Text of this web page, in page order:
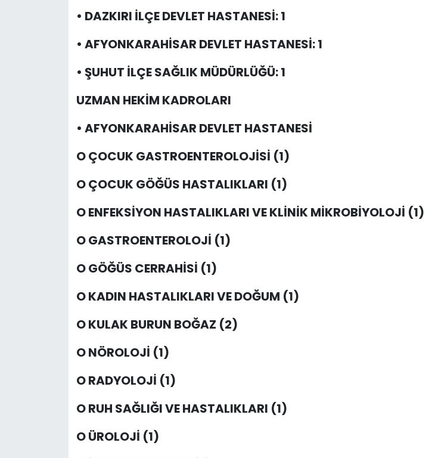
• DAZKIRI İLÇE DEVLET HASTANESİ: 1
• AFYONKARAHİSAR DEVLET HASTANESİ: 1
• ŞUHUT İLÇE SAĞLIK MÜDÜRLÜĞÜ: 1
UZMAN HEKİM KADROLARI
• AFYONKARAHİSAR DEVLET HASTANESİ
O ÇOCUK GASTROENTEROLOJİSİ (1)
O ÇOCUK GÖĞÜS HASTALIKLARI (1)
O ENFEKSİYON HASTALIKLARI VE KLİNİK MİKROBİYOLOJİ (1)
O GASTROENTEROLOJİ (1)
O GÖĞÜS CERRAHİSİ (1)
O KADIN HASTALIKLARI VE DOĞUM (1)
O KULAK BURUN BOĞAZ (2)
O NÖROLOJİ (1)
O RADYOLOJİ (1)
O RUH SAĞLIĞI VE HASTALIKLARI (1)
O ÜROLOJİ (1)